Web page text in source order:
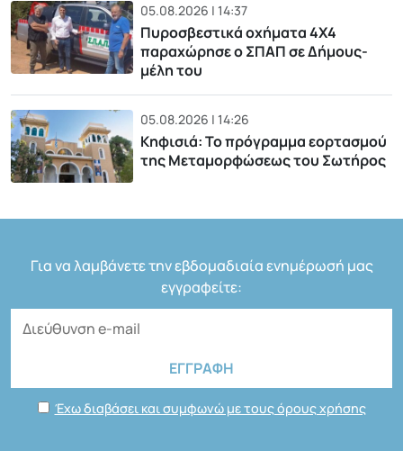
05.08.2026 | 14:37
Πυροσβεστικά οχήματα 4Χ4
παραχώρησε ο ΣΠΑΠ σε Δήμους-
μέλη του
05.08.2026 | 14:26
Κηφισιά: Το πρόγραμμα εορτασμού
της Μεταμορφώσεως του Σωτήρος
Για να λαμβάνετε την εβδομαδιαία ενημέρωσή μας
εγγραφείτε:
Έχω διαβάσει και συμφωνώ με τους όρους χρήσης